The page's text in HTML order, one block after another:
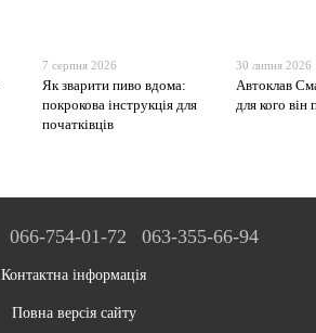
7 серпня 2026
Як зварити пиво вдома:
покрокова інструкція для
початківців
30 липня 2026
Автоклав
для кого він
066-754-01-72 063-355-66-94
Контактна інформація
Повна версія сайту